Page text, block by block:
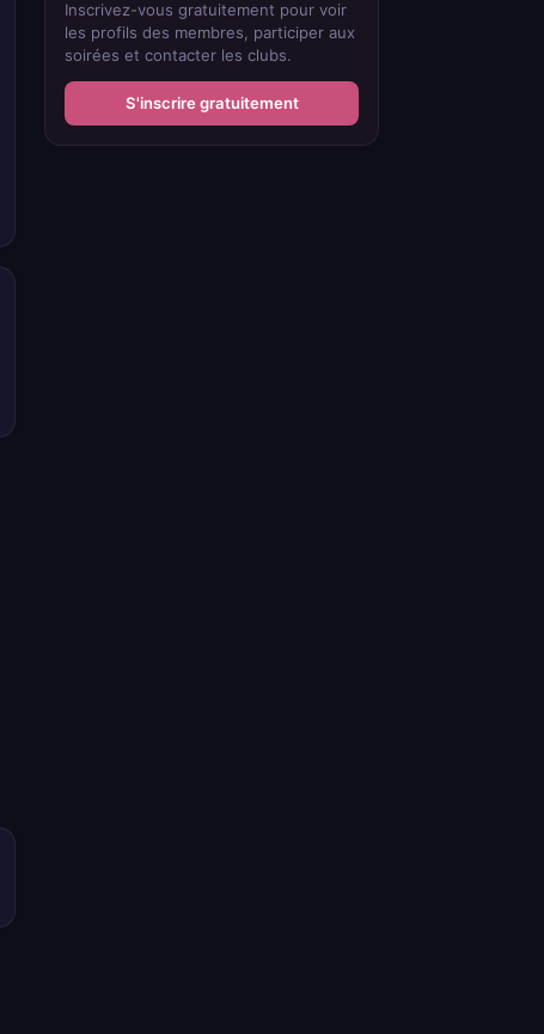
Inscrivez-vous gratuitement pour voir
les profils des membres, participer aux
soirées et contacter les clubs.
S'inscrire gratuitement